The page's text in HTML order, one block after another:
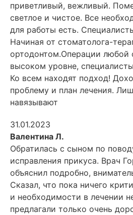
приветливый, вежливый.
светлое и чистое. Все
для работы есть.
Начиная от стоматолога-
ортодонтом.Операции любой
высоком уровне,
Ко всем находят подход!
проблему и план лечения.
навязывают
31.01.2023
Валентина Л.
Обратилась с сыном по
исправления прикуса. Врач
объяснил подробно,
Сказал, что пока ничего
и необходимости в лечении
предлагали только очень